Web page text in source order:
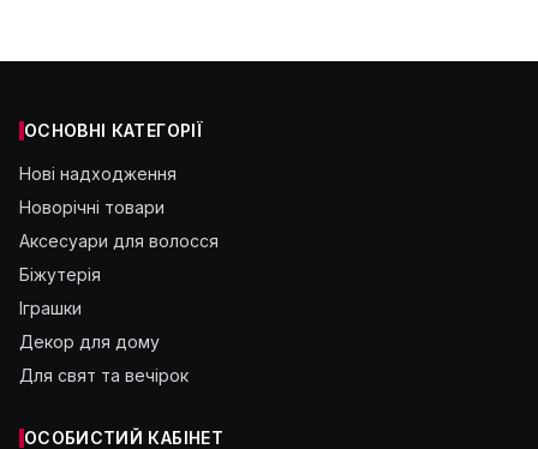
ОСНОВНІ КАТЕГОРІЇ
Нові надходження
Новорічні товари
Аксесуари для волосся
Біжутерія
Іграшки
Декор для дому
Для свят та вечірок
ОСОБИСТИЙ КАБІНЕТ